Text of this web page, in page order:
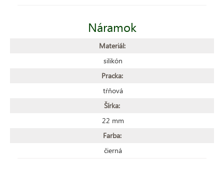
Náramok
Materiál:
silikón
Pracka:
tŕňová
Šírka:
22 mm
Farba:
čierná